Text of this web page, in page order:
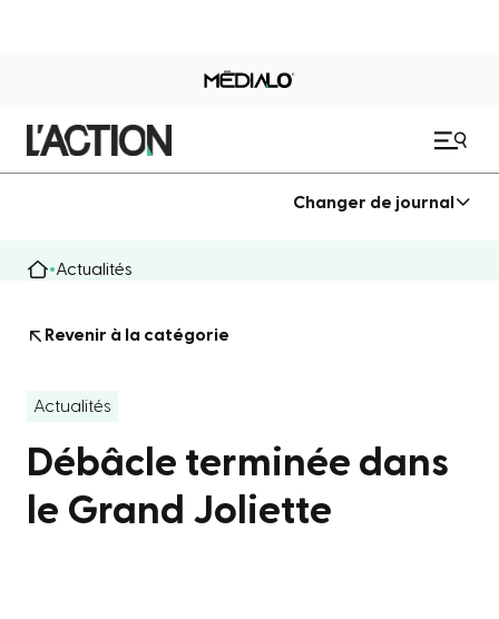
Changer de journal
Actualités
Revenir à la catégorie
Actualités
Débâcle terminée dans
le Grand Joliette